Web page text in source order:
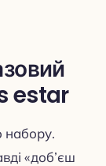
estar
набору.
«доб’єш